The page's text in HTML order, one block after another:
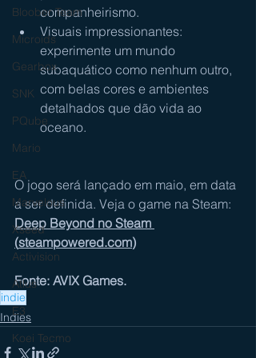
Bloober Team
Microids
Gearbox
SNK
PQube
Mario
EA
Marvelous
Xseed
Activision
Atlus
E3
Koei Tecmo
companheirismo.
Visuais impressionantes:
experimente um mundo
subaquático como nenhum outro,
com belas cores e ambientes
detalhados que dão vida ao
oceano.
O jogo será lançado em maio, em data
a ser definida. Veja o game na Steam:
Deep Beyond no Steam
(steampowered.com)
Fonte: AVIX Games.
indie
Indies